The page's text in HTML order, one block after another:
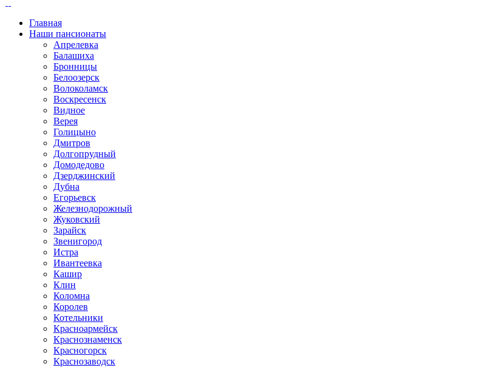
Главная
Наши пансионаты
Апрелевка
Балашиха
Бронницы
Белоозерск
Волоколамск
Воскресенск
Видное
Верея
Голицыно
Дмитров
Долгопрудный
Домодедово
Дзерджинский
Дубна
Егорьевск
Железнодорожный
Жуковский
Зарайск
Звенигород
Истра
Ивантеевка
Кашир
Клин
Коломна
Королев
Котельники
Красноармейск
Краснознаменск
Красногорск
Краснозаводск